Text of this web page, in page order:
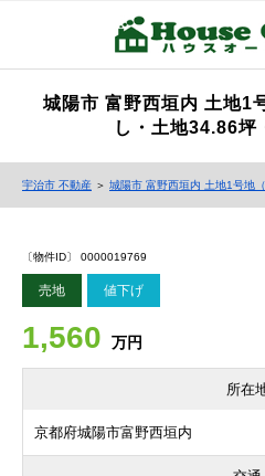
城陽市 富野西垣内 土地1
し・土地34.86坪
宇治市 不動産 ＞ 城陽市 富野西垣内 土地1号地
〔物件ID〕 0000019769
売地 値下げ
1,560 万円
所在
京都府城陽市富野西垣内